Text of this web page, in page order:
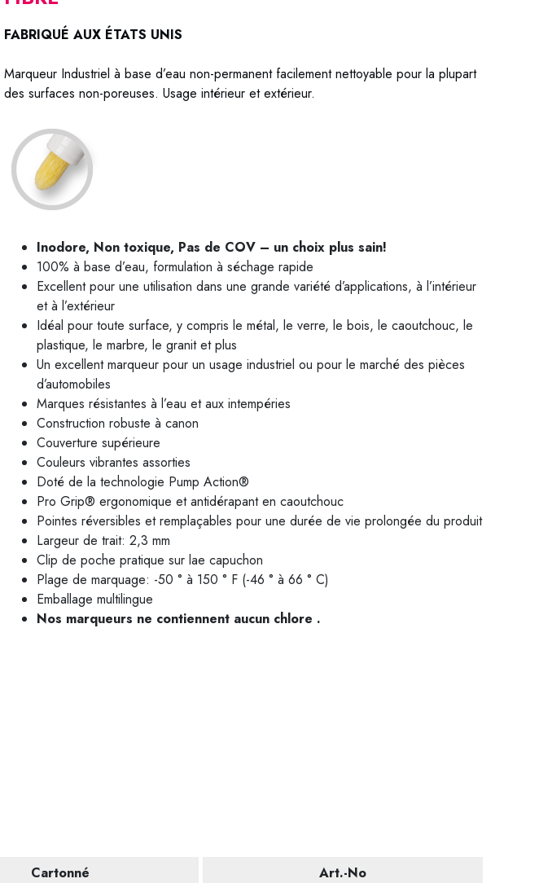
FABRIQUÉ AUX ÉTATS UNIS
Marqueur Industriel à base d’eau non-permanent facilement nettoyable pour la plupart
des surfaces non-poreuses. Usage intérieur et extérieur.
Inodore, Non toxique, Pas de COV – un choix plus sain!
100% à base d’eau, formulation à séchage rapide
Excellent pour une utilisation dans une grande variété d’applications, à l’intérieur
et à l’extérieur
Idéal pour toute surface, y compris le métal, le verre, le bois, le caoutchouc, le
plastique, le marbre, le granit et plus
Un excellent marqueur pour un usage industriel ou pour le marché des pièces
d’automobiles
Marques résistantes à l’eau et aux intempéries
Construction robuste à canon
Couverture supérieure
Couleurs vibrantes assorties
Doté de la technologie Pump Action®
Pro Grip® ergonomique et antidérapant en caoutchouc
Pointes réversibles et remplaçables pour une durée de vie prolongée du produit
Largeur de trait: 2,3 mm
Clip de poche pratique sur lae capuchon
Plage de marquage: -50 ° à 150 ° F (-46 ° à 66 ° C)
Emballage multilingue
Nos marqueurs ne contiennent aucun chlore .
Cartonné Art.-No